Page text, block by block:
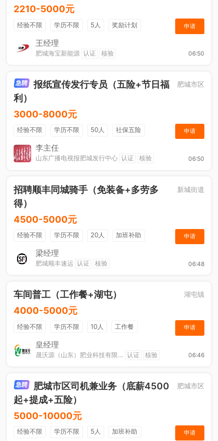
2210-5000元
经验不限 学历不限 5人
奖励计划
销售奖金
社保五险
申请
王经理
肥城海宝新能源 认证 核验 06:50
报纸宣传发行专员（五险+节日福
利）
肥城市区
3000-8000元
经验不限 学历不限 50人
社保五险
节日福利
销售奖金
申请
李主任
山东广播电视报肥城发行中心 认证 核验 06:50
招聘顺丰同城骑手（免装备+多劳多
得）
新城街道
4500-5000元
经验不限 学历不限 20人
加班补助
综合补贴
奖励计划
申请
梁经理
肥城顺丰速运 认证 核验 06:48
车间普工（工作餐+湖屯） 湖屯镇
4000-5000元
经验不限 学历不限 10人
工作餐
奖励计划
节日福利
申请
皇经理
晟沃源（山东）肥业科技有限公司 认证 核验 06:46
肥城市区司机兼业务（底薪4500
起+提成+五险）
肥城市区
5000-10000元
经验不限 学历不限 5人 加班补助 申请